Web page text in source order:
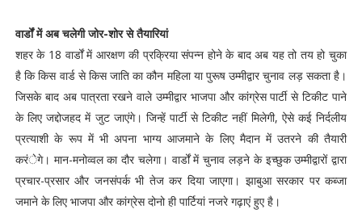
वार्डों में अब चलेगी जोर-शोर से तैयारियां
शहर के 18 वार्डों में आरक्षण की प्रक्रिया संपन्न होने के बाद अब यह तो तय हो चुका
है कि किस वार्ड से किस जाति का कौन महिला या पुरूष उम्मीद्वार चुनाव लड़ सकता है।
जिसके बाद अब पात्रता रखने वाले उम्मीद्वार भाजपा और कांग्रेस पार्टी से टिकीट पाने
के लिए जद्दोजहद में जुट जाएंगे। जिन्हें पार्टी से टिकीट नहीं मिलेगी, ऐसे कई निर्दलीय
प्रत्याशी के रूप में भी अपना भाग्य आजमाने के लिए मैदान में उतरने की तैयारी
करंेगे। मान-मनोव्वल का दौर चलेगा। वार्डों में चुनाव लड़ने के इच्छुक उम्मीद्वारों द्वारा
प्रचार-प्रसार और जनसंपर्क भी तेज कर दिया जाएगा। झाबुआ सरकार पर कब्जा
जमाने के लिए भाजपा और कांग्रेस दोनो ही पार्टियां नजरे गढ़ाएं हुए है।